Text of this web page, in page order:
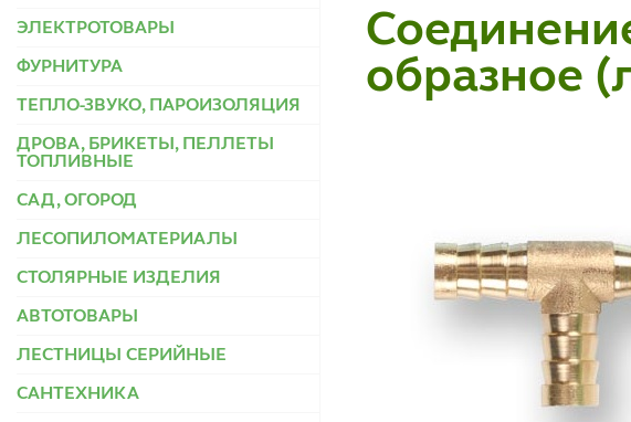
ЭЛЕКТРОТОВАРЫ
ФУРНИТУРА
ТЕПЛО-ЗВУКО, ПАРОИЗОЛЯЦИЯ
ДРОВА, БРИКЕТЫ, ПЕЛЛЕТЫ
ТОПЛИВНЫЕ
САД, ОГОРОД
ЛЕСОПИЛОМАТЕРИАЛЫ
СТОЛЯРНЫЕ ИЗДЕЛИЯ
АВТОТОВАРЫ
ЛЕСТНИЦЫ СЕРИЙНЫЕ
САНТЕХНИКА
образное